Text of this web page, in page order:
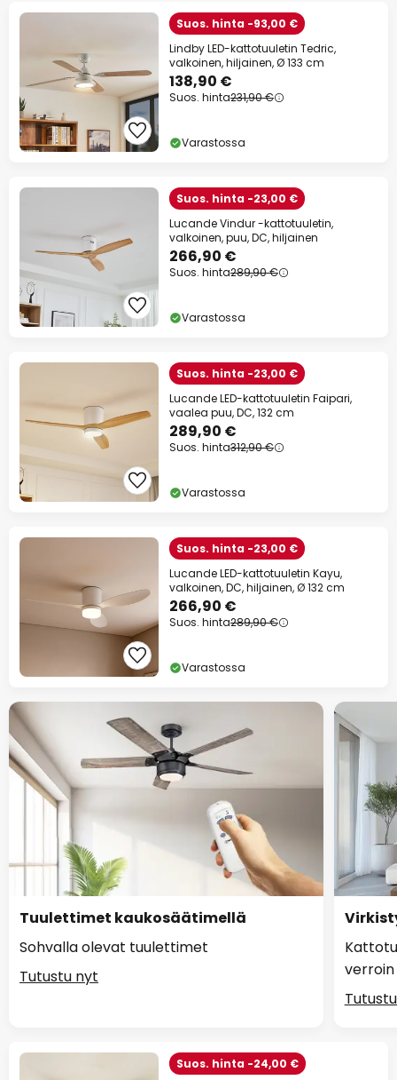
Suos. hinta -93,00 €
Lindby LED-kattotuuletin Tedric,
valkoinen, hiljainen, Ø 133 cm
138,90 €
Suos. hinta231,90 €
Varastossa
Suos. hinta -23,00 €
Lucande Vindur -kattotuuletin,
valkoinen, puu, DC, hiljainen
266,90 €
Suos. hinta289,90 €
Varastossa
Suos. hinta -23,00 €
Lucande LED-kattotuuletin Faipari,
vaalea puu, DC, 132 cm
289,90 €
Suos. hinta312,90 €
Varastossa
Suos. hinta -23,00 €
Lucande LED-kattotuuletin Kayu,
valkoinen, DC, hiljainen, Ø 132 cm
266,90 €
Suos. hinta289,90 €
Varastossa
Tuulettimet kaukosäätimellä
Sohvalla olevat tuulettimet
Tutustu nyt
Suos. hinta -24,00 €